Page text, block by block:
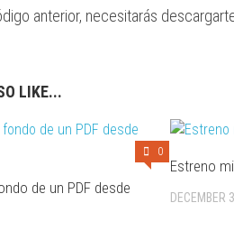
anterior, necesitarás
LIKE...
0
de un PDF desde
Estreno
DECEMBER